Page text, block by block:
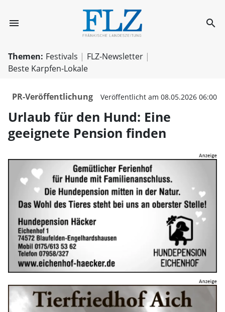
menu Urlaub für densearch
Themen: Festivals
FLZ-Newsletter
Beste Karpfen-Lokale
PR-Veröffentlichung Veröffentlicht am 08.05.2026 06:00
Urlaub für den Hund: Eine
geeignete Pension finden